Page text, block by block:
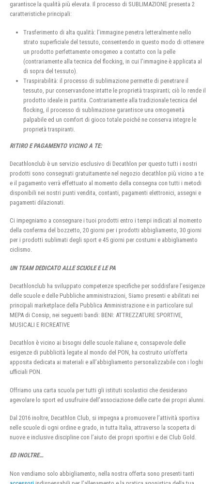
garantisce la qualità più elevata. Il processo di SUBLIMAZIONE presenta 2
caratteristiche principali:
Trasferimento di alta qualità: l’immagine penetra letteralmente nello
strato superficiale del tessuto, consentendo in questo modo di ottenere
un prodotto perfettamente omogeneo a contatto con la pelle
(contrariamente alla tecnica del flocking, in cui l’immagine è applicata al
di sopra del tessuto).
Traspirabilità: il processo di sublimazione permette di penetrare il
tessuto, pur conservandone intatte le proprietà traspiranti; ciò lo rende il
prodotto ideale in partita. Contrariamente alla tradizionale tecnica del
flocking, il processo di sublimazione garantisce una omogeneità
palpabile ed un comfort di gioco totale poiché ne conserva integre le
proprietà traspiranti.
RITIRO E PAGAMENTO VICINO A TE:
Decathlonclub è un servizio esclusivo di Decathlon per questo tutti i nostri
prodotti sono consegnati gratuitamente nel negozio decathlon più vicino a te
e il pagamento verrà effettuato al momento della consegna con tutti i metodi
disponibili nei nostri punti vendita, contanti, pagamenti elettronici, assegni e
pagamenti dilazionati.
Ci impegniamo a consegnare i tuoi prodotti entro i tempi indicati al momento
della conferma del bozzetto, 20 giorni per i prodotti abbigliamento, 30 giorni
per i prodotti sublimati degli sport e 45 giorni per costumi e abbigliamento
ciclismo.
UN TEAM DEDICATO ALLE SCUOLE E LE PA
Decathlonclub ha sviluppato competenze specifiche per soddisfare l’esigenze
delle scuole e delle Pubbliche amministrazioni, Siamo presenti e abilitati nei
principali marketplace della Pubblica Amministrazione e in particolare sul
MEPA di Consip, nei seguenti bandi: BENI: ATTREZZATURE SPORTIVE,
MUSICALI E RICREATIVE
Decathlon è vicino ai bisogni delle scuole italiane e, consapevole delle
esigenze di pubblicità legate al mondo del PON, ha costruito un’offerta
apposita dedicata ai materiali e all’abbigliamento personalizzabile con i loghi
ufficiali PON.
Offriamo una carta scuola per tutti gli istituti scolastici che desiderano
agevolare lo sport ed usufruire dell’associazione delle carte dei propri alunni.
Dal 2016 inoltre, Decathlon Club, si impegna a promuovere l’attività sportiva
nelle scuole di ogni ordine e grado, in tutta Italia, attraverso la scoperta di
nuove e inclusive discipline con l’aiuto dei propri sportivi e dei Club Gold.
ED INOLTRE…
Non vendiamo solo abbigliamento, nella nostra offerta sono presenti tanti